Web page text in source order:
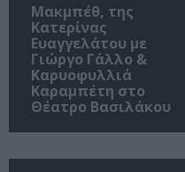
Μακμπέθ, της
Κατερίνας
Ευαγγελάτου με
Γιώργο Γάλλο &
Καρυοφυλλιά
Καραμπέτη στο
Θέατρο Βασιλάκου